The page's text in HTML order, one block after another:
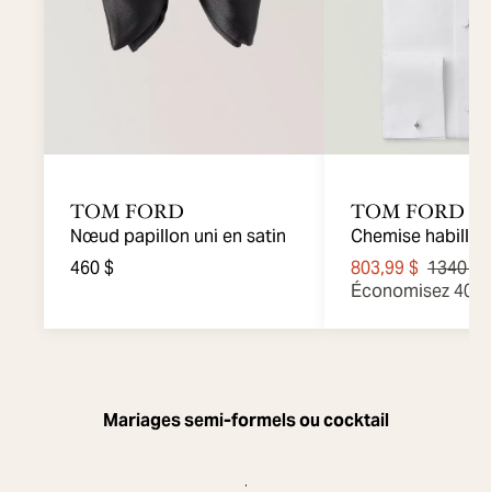
TOM FORD
Nœud papillon uni en satin
460 $
TOM FORD
Chemise
Cocktail
803,99 $ 1340 $
Économisez 40
Mariages semi-formels ou cocktail